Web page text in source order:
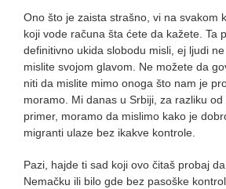
Ono što je zaista strašno, vi na svakom
koji vode računa šta ćete da kažete. Ta
definitivno ukida slobodu misli, ej ljudi
mislite svojom glavom. Ne možete da
niti da mislite mimo onoga što nam je
moramo. Mi danas u Srbiji, za razliku
primer, moramo da mislimo kako je
migranti ulaze bez ikakve kontrole.
Pazi, hajde ti sad koji ovo čitaš probaj
Nemačku ili bilo gde bez pasoške